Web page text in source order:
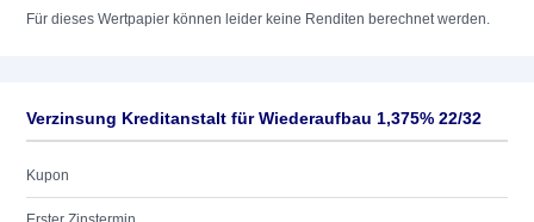
Für dieses Wertpapier können leider keine Renditen berechnet werden.
Verzinsung Kreditanstalt für Wiederaufbau 1,375% 22/32
Kupon